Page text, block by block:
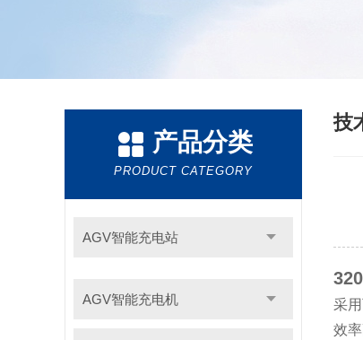
产品分类
PRODUCT CATEGORY
AGV智能充电站
AGV智能充电机
技
采
效